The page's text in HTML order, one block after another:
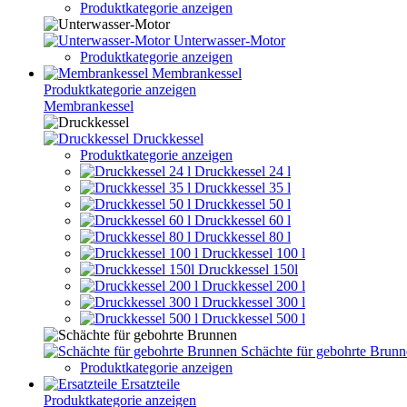
Produktkategorie anzeigen
Unterwasser-Motor
Produktkategorie anzeigen
Membrankessel
Produktkategorie anzeigen
Membrankessel
Druckkessel
Produktkategorie anzeigen
Druckkessel 24 l
Druckkessel 35 l
Druckkessel 50 l
Druckkessel 60 l
Druckkessel 80 l
Druckkessel 100 l
Druckkessel 150l
Druckkessel 200 l
Druckkessel 300 l
Druckkessel 500 l
Schächte für gebohrte
Produktkategorie anzeigen
Ersatzteile
Produktkategorie anzeigen